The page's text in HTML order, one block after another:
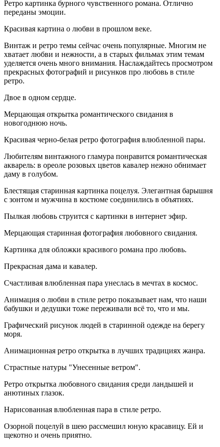
Ретро картинка бурного чувственного романа. Отлично
переданы эмоции.
Красивая картина о любви в прошлом веке.
Винтаж и ретро темы сейчас очень популярные. Многим не
хватает любви и нежности, а в старых фильмах этим темам
уделяется очень много внимания. Наслаждайтесь просмотром
прекрасных фотографий и рисунков про любовь в стиле
ретро.
Двое в одном сердце.
Мерцающая открытка романтического свидания в
новогоднюю ночь.
Красивая черно-белая ретро фотография влюбленной пары.
Любителям винтажного гламура понравится романтическая
акварель: в ореоле розовых цветов кавалер нежно обнимает
даму в голубом.
Блестящая старинная картинка поцелуя. Элегантная барышня
с зонтом и мужчина в костюме соединились в объятиях.
Пылкая любовь струится с картинки в интернет эфир.
Мерцающая старинная фотография любовного свидания.
Картинка для обложки красивого романа про любовь.
Прекрасная дама и кавалер.
Счастливая влюбленная пара унеслась в мечтах в космос.
Анимация о любви в стиле ретро показывает нам, что наши
бабушки и дедушки тоже переживали всё то, что и мы.
Графический рисунок людей в старинной одежде на берегу
моря.
Анимационная ретро открытка в лучших традициях жанра.
Страстные натуры "Унесенные ветром".
Ретро открытка любовного свидания среди ландышей и
анютиных глазок.
Нарисованная влюбленная пара в стиле ретро.
Озорной поцелуй в шею рассмешил юную красавицу. Ей и
щекотно и очень приятно.